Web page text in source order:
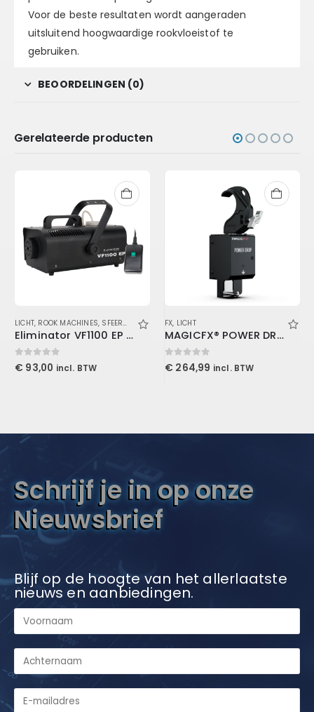
Voor de beste resultaten wordt aangeraden
uitsluitend hoogwaardige rookvloeistof te
gebruiken.
BEOORDELINGEN (0)
Gerelateerde producten
LICHT, ROOK MACHINES, SFEER EN EFFECTEN
Eliminator VF1100 EP rookmachine 850W
0out of 5
€ 93,00 incl. BTW
FX, LICHT
MAGICFX® POWER DROP
0out of 5
€ 264,99 incl. BTW
Schrijf je in op onze
Nieuwsbrief
Blijf op de hoogte van het allerlaatste
nieuws en aanbiedingen.